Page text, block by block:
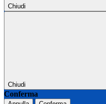
Chiudi
Chiudi
Conferma